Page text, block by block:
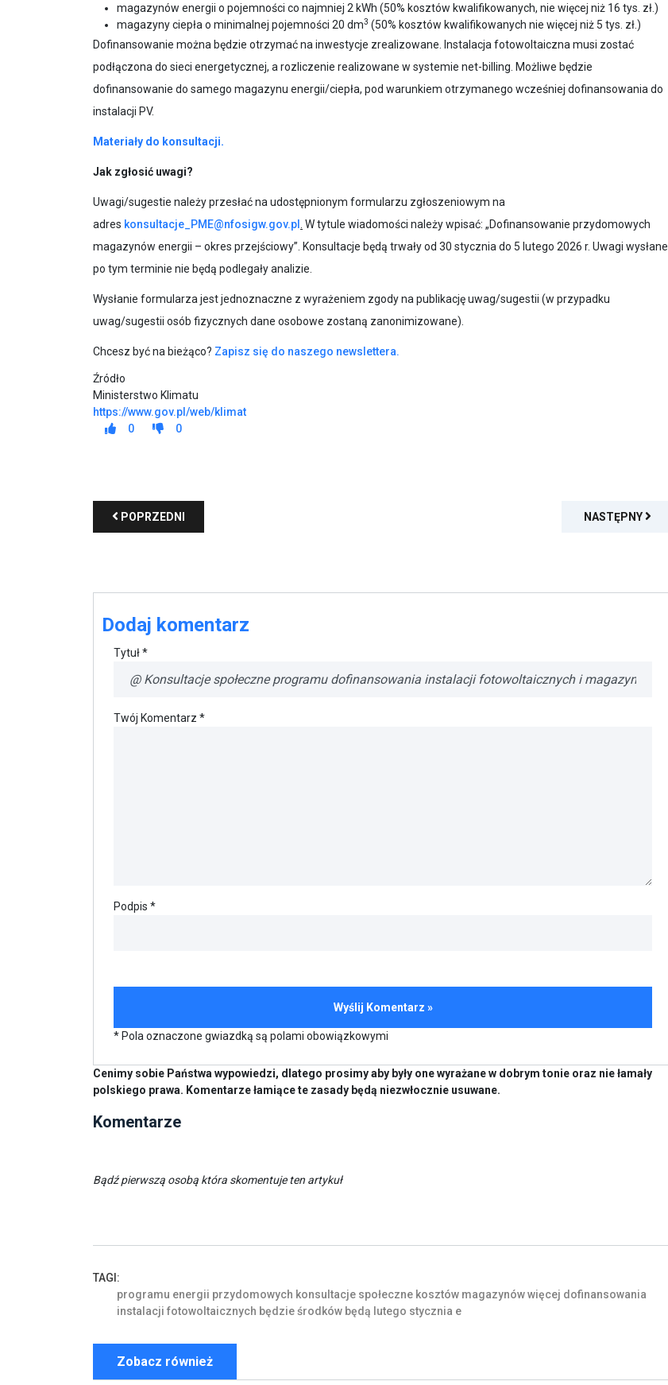
magazynów energii o pojemności co najmniej 2 kWh (50% kosztów kwalifikowanych, nie więcej niż 16 tys. zł.)
magazyny ciepła o minimalnej pojemności 20 dm3 (50% kosztów kwalifikowanych nie więcej niż 5 tys. zł.)
Dofinansowanie można będzie otrzymać na inwestycje zrealizowane. Instalacja fotowoltaiczna musi zostać
podłączona do sieci energetycznej, a rozliczenie realizowane w systemie net-billing. Możliwe będzie
dofinansowanie do samego magazynu energii/ciepła, pod warunkiem otrzymanego wcześniej dofinansowania do
instalacji PV.
Materiały do konsultacji.
Jak zgłosić uwagi?
Uwagi/sugestie należy przesłać na udostępnionym formularzu zgłoszeniowym na
adres konsultacje_PME@nfosigw.gov.pl
W tytule wiadomości należy wpisać: „Dofinansowanie przydomowych
magazynów energii – okres przejściowy”. Konsultacje będą trwały od 30 stycznia do 5 lutego 2026 r. Uwagi wysłane
po tym terminie nie będą podlegały analizie.
Wysłanie formularza jest jednoznaczne z wyrażeniem zgody na publikację uwag/sugestii (w przypadku
uwag/sugestii osób fizycznych dane osobowe zostaną zanonimizowane).
Chcesz być na bieżąco? Zapisz się do naszego newslettera.
Źródło
Ministerstwo Klimatu
https://www.gov.pl/web/klimat
0
0
POPRZEDNI NASTĘPNY
Dodaj komentarz
Tytuł *
Twój Komentarz *
Podpis *
* Pola oznaczone gwiazdką są polami obowiązkowymi
Cenimy sobie Państwa wypowiedzi, dlatego prosimy aby były one wyrażane w dobrym tonie oraz nie łamały
polskiego prawa. Komentarze łamiące te zasady będą niezwłocznie usuwane.
Komentarze
Bądź pierwszą osobą która skomentuje ten artykuł
TAGI:
programu energii przydomowych konsultacje społeczne kosztów magazynówwięcej dofinansowania
instalacji fotowoltaicznych będzieśrodków będą lutego stycznia e
Zobacz również